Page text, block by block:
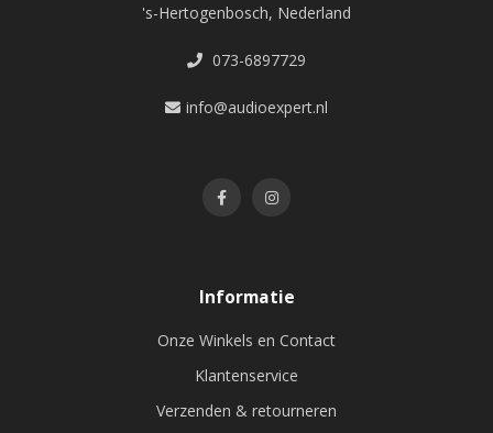
's-Hertogenbosch, Nederland
073-6897729
info@audioexpert.nl
Informatie
Onze Winkels en Contact
Klantenservice
Verzenden & retourneren